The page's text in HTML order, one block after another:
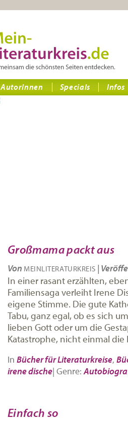
AutorInnen Specials Infos
Großmama packt aus
Von MEINLITERATURKREIS |
In einer rasant erzählten,
Familiensaga verleiht Irene
eigene Stimme. Die gute
Tabu, ganz egal, ob es sich
lieben Gott oder um die
Katastrophe, nicht einmal
In Bücher für Literaturkreise,
irene dische| Genre:
Einfach so